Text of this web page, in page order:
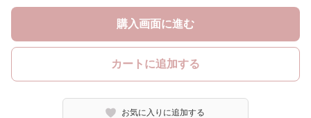
購入画面に進む
カートに追加する
お気に入りに追加する